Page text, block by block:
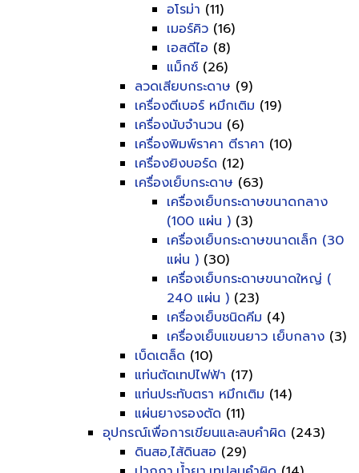
อโรม่า (11)
เมอร์คิว (16)
เอสดีไอ (8)
แม็กซ์ (26)
ลวดเสียบกระดาษ (9)
เครื่องตีเบอร์ หมึกเติม (19)
เครื่องนับจำนวน (6)
เครื่องพิมพ์ราคา ตีราคา (10)
เครื่องยิงบอร์ด (12)
เครื่องเย็บกระดาษ (63)
เครื่องเย็บกระดาษขนาดกลาง
(100 แผ่น ) (3)
เครื่องเย็บกระดาษขนาดเล็ก (30
แผ่น ) (30)
เครื่องเย็บกระดาษขนาดใหญ่ (
240 แผ่น ) (23)
เครื่องเย็บชนิดคีม (4)
เครื่องเย็บแขนยาว เย็บกลาง (3)
เบ็ดเตล็ด (10)
แท่นตัดเทปไฟฟ้า (17)
แท่นประทับตรา หมึกเติม (14)
แผ่นยางรองตัด (11)
อุปกรณ์เพื่อการเขียนและลบคำผิด (243)
ดินสอ,ไส้ดินสอ (29)